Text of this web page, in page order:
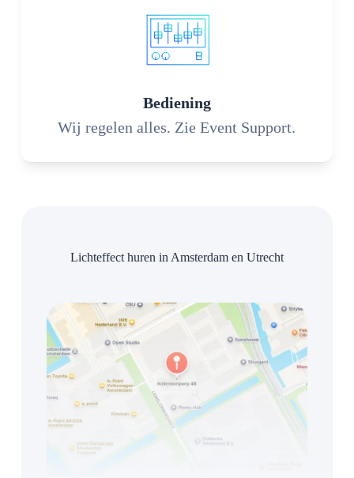
Bediening
Wij regelen alles. Zie Event Support.
Lichteffect huren in Amsterdam en Utrecht